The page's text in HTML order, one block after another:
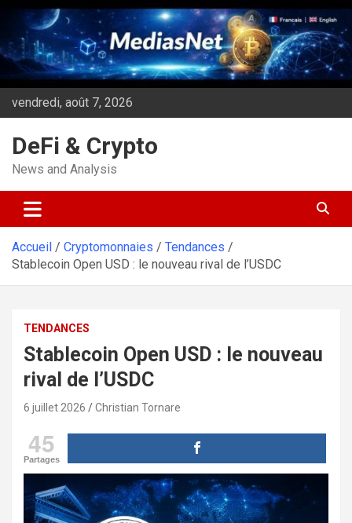
Aller
contenu
vendredi, août 7, 2026
DeFi & Crypto
News and Analysis
Accueil Cryptomonnaies
Tendances
Stablecoin Open USD : le nouveau rival de l’USDC
TENDANCES
Stablecoin Open USD : le nouveau
rival de l’USDC
6 juillet 2026 Christian Tornare
45
Partages